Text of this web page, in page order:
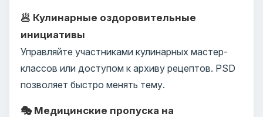
🥟 Кулинарные оздоровительные
инициативы
Управляйте участниками кулинарных мастер-
классов или доступом к архиву рецептов. PSD
позволяет быстро менять тему.
🎭 Медицинские пропуска на